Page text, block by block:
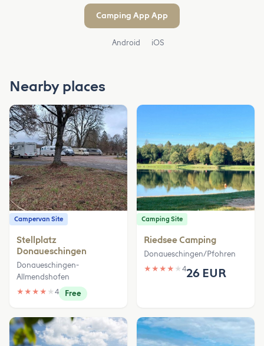
Camping App App
Android iOS
Nearby places
Campervan Site
Stellplatz
Donaueschingen
Donaueschingen-
Allmendshofen
★ ★ ★ ★ ★ 4 Free
Camping Site
Riedsee Camping
Donaueschingen/Pfohren
★ ★ ★ ★ ★ 426 EUR